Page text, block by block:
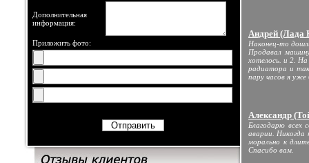
Дополнительная
информация:
Приложить фото:
Андрей (Лада
Наконец-то
Продавал
хотелось. и 2.
радиатора и
пару часов я
Александр
Благодарю всех
аварии.
морально к
Спасибо вам.